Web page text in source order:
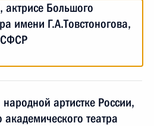
актрисе Большого
имени Г.А.Товстоногова,
артистке России,
театра